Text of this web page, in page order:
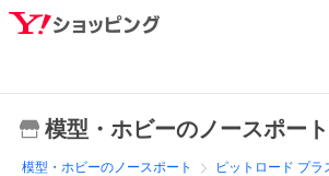
模型・ホビーのノースポート
模型・ホビーのノースポート ピットロード プラ